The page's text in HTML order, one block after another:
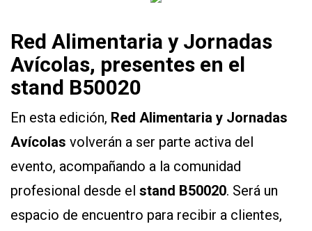
Red Alimentaria y Jornadas
Avícolas, presentes en el
stand B50020
En esta edición, Red Alimentaria y Jornadas
Avícolas volverán a ser parte activa del
evento, acompañando a la comunidad
profesional desde el stand B50020. Será un
espacio de encuentro para recibir a clientes,